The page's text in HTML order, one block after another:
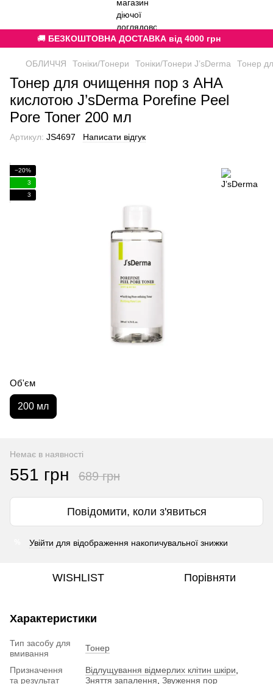
🚚 БЕЗКОШТОВНА ДОСТАВКА від 4000 грн
ОБЛИЧЧЯ Тоніки/Тонери Тоніки/Тонери J’sDerma Тонер
Тонер для очищення пор з AHA
кислотою J’sDerma Porefine Peel
Pore Toner 200 мл
Артикул: JS4697 Написати відгук
−20%
3
3
Об'єм
200 мл
Немає в наявності
551 грн 689 грн
Повідомити, коли з'явиться
Увійти для відображення накопичувальної знижки
WISHLIST Порівняти
Характеристики
Тип засобу для
вмивання
Тонер
Призначення
та результат
Відлущування відмерлих клітин шкіри
Зняття запалення Звуження пор